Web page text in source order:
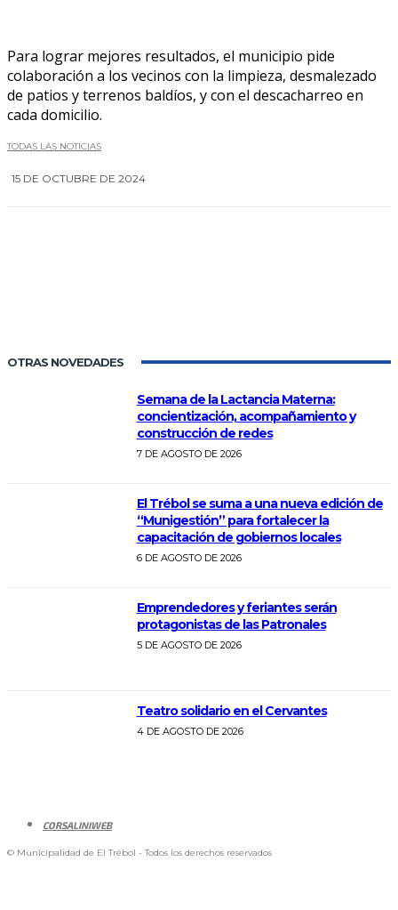
Para lograr mejores resultados, el municipio pide
colaboración a los vecinos con la limpieza, desmalezado
de patios y terrenos baldíos, y con el descacharreo en
cada domicilio.
TODAS LAS NOTICIAS
15 DE OCTUBRE DE 2024
OTRAS NOVEDADES
Semana de la Lactancia Materna:
concientización, acompañamiento y
construcción de redes
7 DE AGOSTO DE 2026
El Trébol se suma a una nueva edición de
“Munigestión” para fortalecer la
capacitación de gobiernos locales
6 DE AGOSTO DE 2026
Emprendedores y feriantes serán
protagonistas de las Patronales
5 DE AGOSTO DE 2026
Teatro solidario en el Cervantes
4 DE AGOSTO DE 2026
CORSALINIWEB
© Municipalidad de El Trébol - Todos los derechos reservados